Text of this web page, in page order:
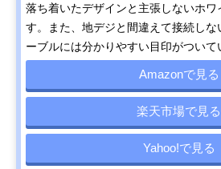
落ち着いたデザインと主張しないホ
す。また、地デジと間違えて接続しな
ーブルには分かりやすい目印がついて
Amazonで見る
楽天市場で見る
Yahoo!で見る